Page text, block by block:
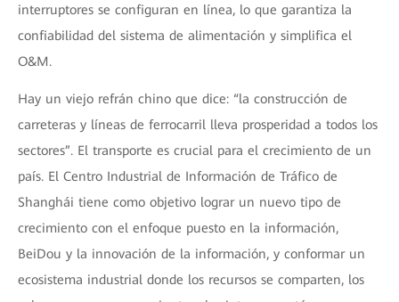
interruptores se configuran en línea, lo que garantiza la
confiabilidad del sistema de alimentación y simplifica el
O&M.
Hay un viejo refrán chino que dice: “la construcción de
carreteras y líneas de ferrocarril lleva prosperidad a todos los
sectores”. El transporte es crucial para el crecimiento de un
país. El Centro Industrial de Información de Tráfico de
Shanghái tiene como objetivo lograr un nuevo tipo de
crecimiento con el enfoque puesto en la información,
BeiDou y la innovación de la información, y conformar un
ecosistema industrial donde los recursos se comparten, los